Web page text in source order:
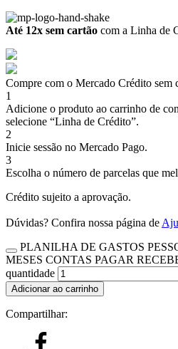
Até 12x sem cartão com a Linha de
Compre com o Mercado Crédito sem
1
Adicione o produto ao carrinho de
selecione “Linha de Crédito”.
2
Inicie sessão no Mercado Pago.
3
Escolha o número de parcelas que
Crédito sujeito a aprovação.
Dúvidas? Confira nossa página de
PLANILHA DE GASTOS
MESES CONTAS PAGAR
quantidade
Adicionar ao carrinho
Compartilhar: